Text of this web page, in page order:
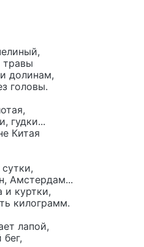
травы
долинам,
головы.
гудки...
Китая
Амстердам...
и куртки,
килограмм.
лапой,